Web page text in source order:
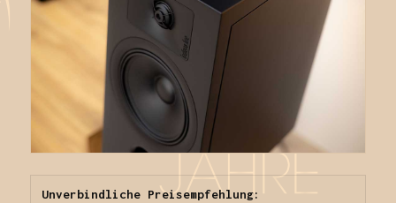
Unverbindliche Preisempfehlung: